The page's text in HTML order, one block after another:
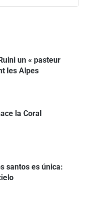
un « pasteur
les Alpes
la Coral
santos es única: